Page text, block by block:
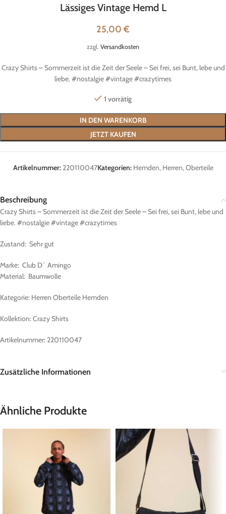
Lässiges Vintage Hemd L
25,00 €
zzgl. Versandkosten
Crazy Shirts – Sommerzeit ist die Zeit der Seele – Sei frei, sei Bunt, lebe und
liebe. #nostalgie #vintage #crazytimes
1 vorrätig
IN DEN WARENKORB
JETZT KAUFEN
Artikelnummer: 220110047Kategorien: Hemden, Herren, Oberteile
Beschreibung
Crazy Shirts – Sommerzeit ist die Zeit der Seele – Sei frei, sei Bunt, lebe und
liebe. #nostalgie #vintage #crazytimes
Zustand: Sehr gut
Marke: Club D´ Amingo
Material: Baumwolle
Kategorie: Herren Oberteile Hemden
Kollektion: Crazy Shirts
Artikelnummer: 220110047
Zusätzliche Informationen
Ähnliche Produkte